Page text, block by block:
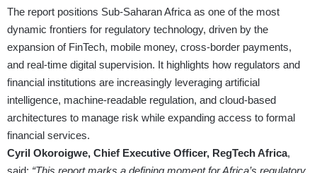
The report positions Sub-Saharan Africa as one of the most
dynamic frontiers for regulatory technology, driven by the
expansion of FinTech, mobile money, cross-border payments,
and real-time digital supervision. It highlights how regulators and
financial institutions are increasingly leveraging artificial
intelligence, machine-readable regulation, and cloud-based
architectures to manage risk while expanding access to formal
financial services.
Cyril Okoroigwe, Chief Executive Officer, RegTech Africa,
said: “This report marks a defining moment for Africa’s regulatory